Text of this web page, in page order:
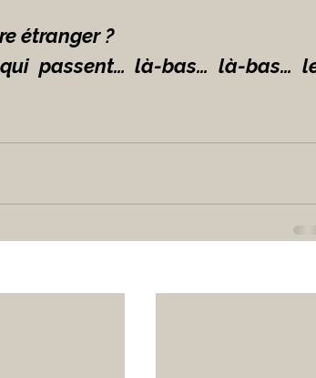
étranger ?
passent… là-bas… là-bas…